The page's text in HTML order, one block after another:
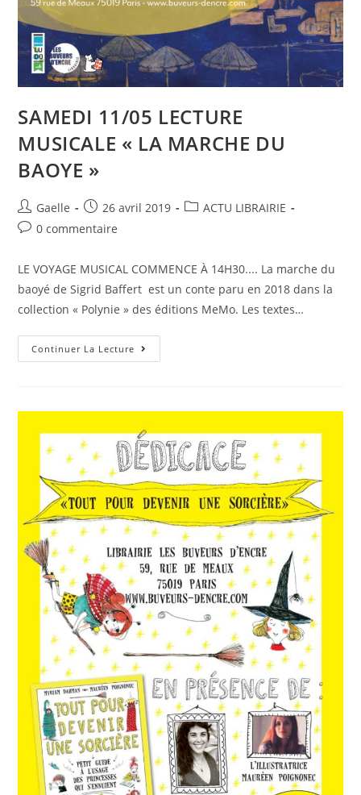
SAMEDI 11/05 LECTURE
MUSICALE « LA MARCHE DU
BAOYE »
Gaelle 26 avril 2019
ACTU LIBRAIRIE
0 commentaire
LE VOYAGE MUSICAL COMMENCE À 14H30.... La marche du
baoyé de Sigrid Baffert est un conte paru en 2018 dans la
collection « Polynie » des éditions MeMo. Les textes…
Continuer La Lecture